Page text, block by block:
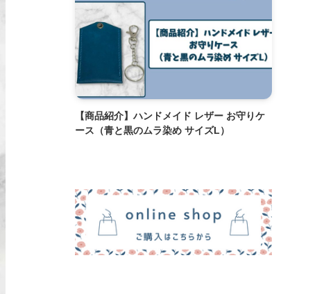
【商品紹介】ハンドメイド レザー お守りケ
ース（青と黒のムラ染め サイズL）